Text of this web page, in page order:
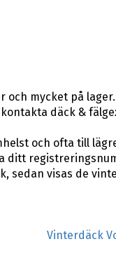
och mycket på
däck &
och ofta till
ditt
sedan visas de
Vinterdäck